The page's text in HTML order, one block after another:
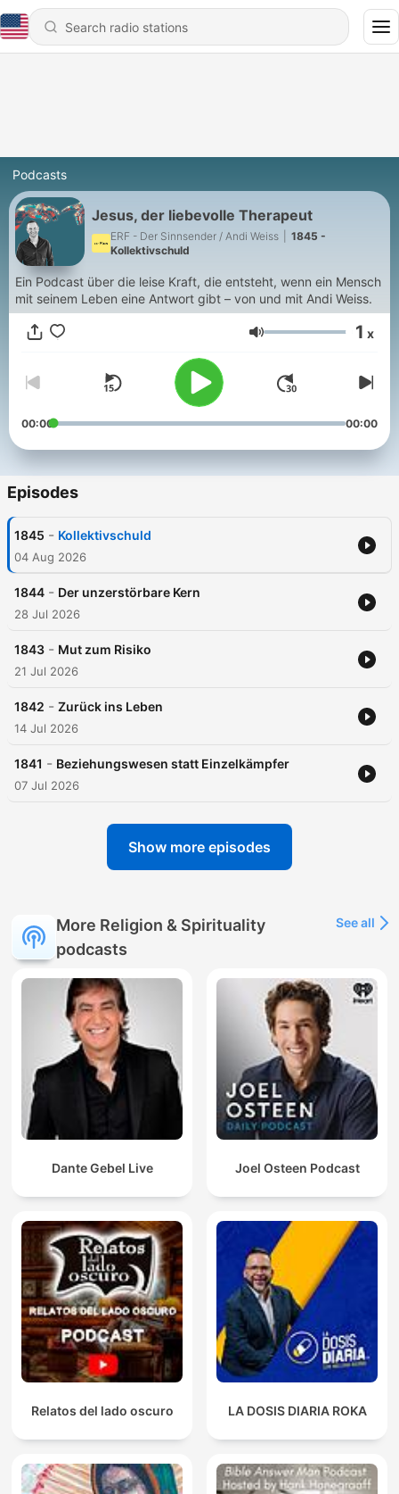
Podcasts
Jesus, der liebevolle Therapeut
ERF - Der Sinnsender / Andi Weiss
1845 -
Kollektivschuld
Ein Podcast über die leise Kraft, die entsteht, wenn ein Mensch
mit seinem Leben eine Antwort gibt – von und mit Andi Weiss.
Volume 1 x
00:00 00:00
Episodes
1845 - Kollektivschuld
04 Aug 2026
1844 - Der unzerstörbare Kern
28 Jul 2026
1843 - Mut zum Risiko
21 Jul 2026
1842 - Zurück ins Leben
14 Jul 2026
1841 - Beziehungswesen statt Einzelkämpfer
07 Jul 2026
Show more episodes
More Religion & Spirituality
podcasts
See all
Dante Gebel Live Joel Osteen Podcast
Relatos del lado oscuro LA DOSIS DIARIA ROKA